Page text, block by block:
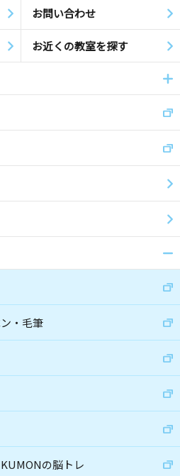
お問い合わせ
お近くの教室を探す
・毛筆
の脳トレ